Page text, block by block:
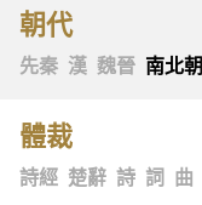
朝代
先秦 漢 魏晉 南北朝
體裁
詩經 楚辭 詩 詞 曲